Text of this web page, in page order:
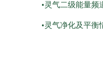
•灵气二级能量频
•灵气净化及平衡